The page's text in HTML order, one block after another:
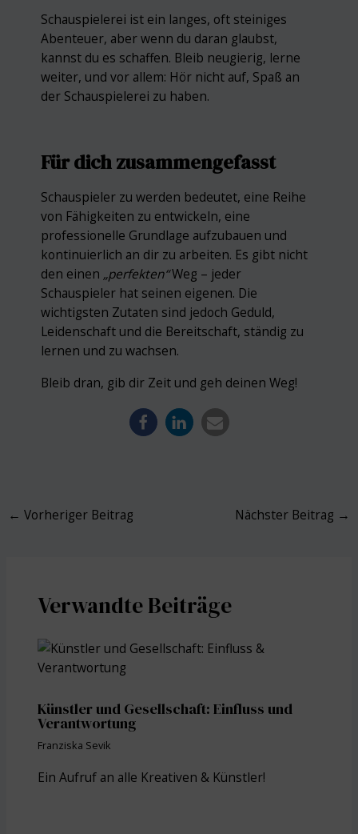
Schauspielerei ist ein langes, oft steiniges
Abenteuer, aber wenn du daran glaubst,
kannst du es schaffen. Bleib neugierig, lerne
weiter, und vor allem: Hör nicht auf, Spaß an
der Schauspielerei zu haben.
Für dich zusammengefasst
Schauspieler zu werden bedeutet, eine Reihe
von Fähigkeiten zu entwickeln, eine
professionelle Grundlage aufzubauen und
kontinuierlich an dir zu arbeiten. Es gibt nicht
den einen „perfekten“Weg – jeder
Schauspieler hat seinen eigenen. Die
wichtigsten Zutaten sind jedoch Geduld,
Leidenschaft und die Bereitschaft, ständig zu
lernen und zu wachsen.
Bleib dran, gib dir Zeit und geh deinen Weg!
Post
← Vorheriger Beitrag Nächster Beitrag →
Verwandte Beiträge
Künstler und Gesellschaft: Einfluss und
Verantwortung
Franziska Sevik
Ein Aufruf an alle Kreativen & Künstler!